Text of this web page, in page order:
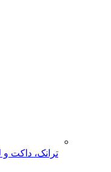
ترانک، داکت و